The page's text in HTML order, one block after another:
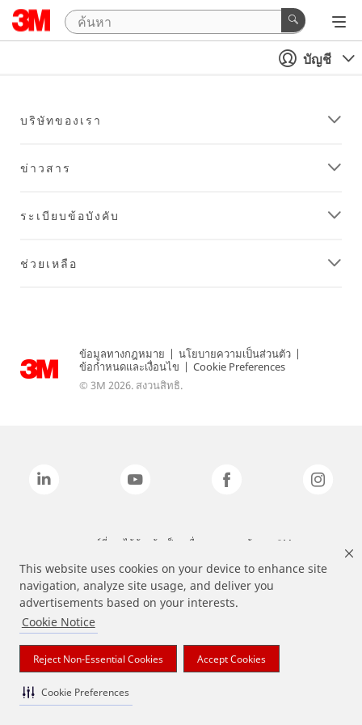
This website uses cookies on your device to enhance site
navigation, analyze site usage, and deliver you
advertisements based on your interests.
Cookie Notice
Reject Non-Essential Cookies Accept Cookies
Cookie Preferences
บัญชี
บริษัทของเรา
ข่าวสาร
ระเบียบข้อบังคับ
ช่วยเหลือ
ข้อมูลทางกฎหมาย | นโยบายความเป็นส่วนตัว |
ข้อกำหนดและเงื่อนไข | Cookie Preferences
© 3M 2026. สงวนสิทธิ.
แบรนด์ที่ระบุไว้ข้างต้นเป็นเครื่องหมายการค้าของ 3M